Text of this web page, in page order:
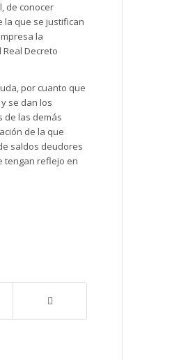
de conocer
la que se justifican
la
Decreto
por cuanto que
se dan los
de las demás
de la que
saldos deudores
tengan reflejo en